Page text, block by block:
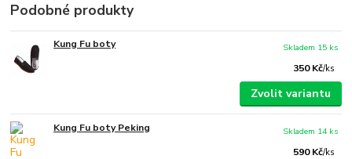
Podobné produkty
Kung Fu boty
350 Kč/ks
Skladem 15 ks
Zvolit variantu
Kung Fu boty Peking
590 Kč/ks
Skladem 14 ks